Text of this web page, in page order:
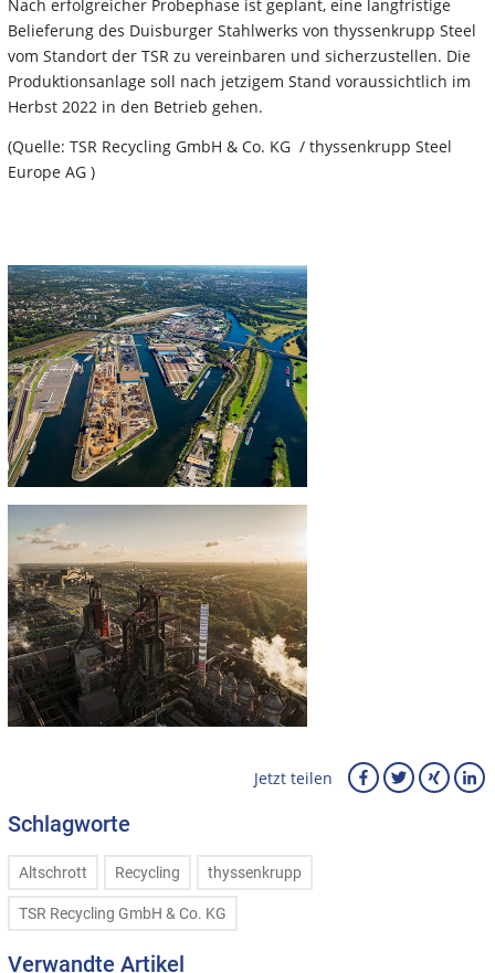
Nach erfolgreicher Probephase ist geplant, eine langfristige
Belieferung des Duisburger Stahlwerks von thyssenkrupp Steel
vom Standort der TSR zu vereinbaren und sicherzustellen. Die
Produktionsanlage soll nach jetzigem Stand voraussichtlich im
Herbst 2022 in den Betrieb gehen.
(Quelle: TSR Recycling GmbH & Co. KG / thyssenkrupp Steel
Europe AG )
Jetzt teilen
Schlagworte
Altschrott Recycling thyssenkrupp
TSR Recycling GmbH & Co. KG
Verwandte Artikel